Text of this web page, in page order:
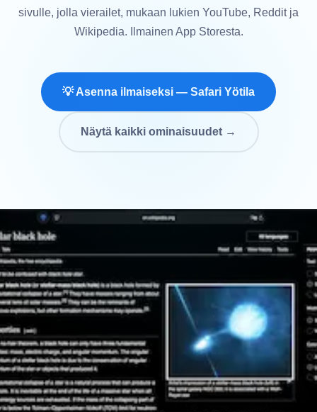
sivulle, jolla vierailet, mukaan lukien YouTube, Reddit ja
Wikipedia. Ilmainen App Storesta.
💡 Asenna ilmaiseksi — Safari Yötila
Näytä kaikki ominaisuudet →